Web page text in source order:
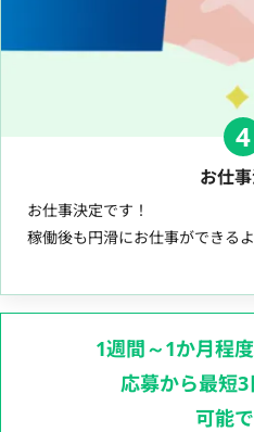
4
お仕
お仕事決定です！
稼働後も円滑にお仕事ができる
1週間～1か月程
応募から最短
可能で